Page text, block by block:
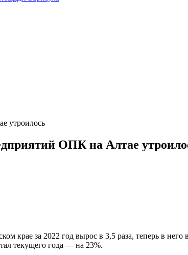
утроилось
ОПК на Алтае
за 2022 год вырос в 3,5 раза, теперь в него
текущего года — на 23%.